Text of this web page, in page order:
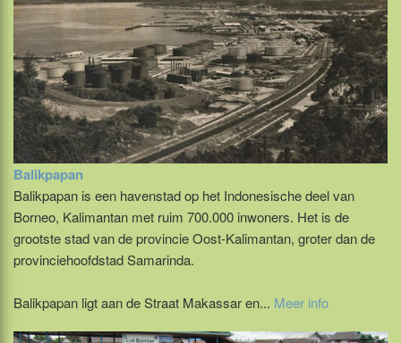
Balikpapan
Balikpapan is een havenstad op het Indonesische deel van
Borneo, Kalimantan met ruim 700.000 inwoners. Het is de
grootste stad van de provincie Oost-Kalimantan, groter dan de
provinciehoofdstad Samarinda.
Balikpapan ligt aan de Straat Makassar en... Meer info